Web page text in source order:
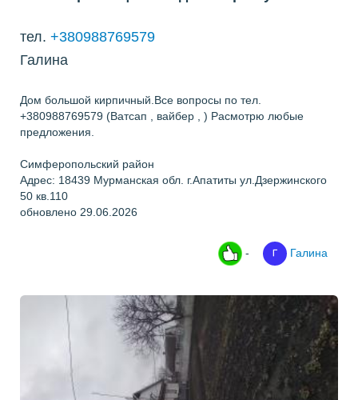
тел. +380988769579
Галина
Дом большой кирпичный.Все вопросы по тел.
+380988769579 (Ватсап , вайбер , ) Расмотрю любые
предложения.
Симферопольский район
Адрес: 18439 Мурманская обл. г.Апатиты ул.Дзержинского
50 кв.110
обновлено 29.06.2026
- Галина